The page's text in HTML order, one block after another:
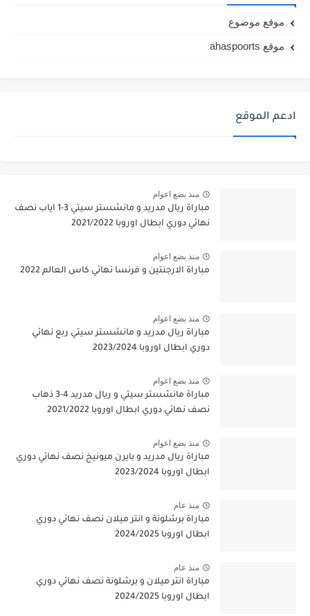
موقع موضوع
موقع ahaspoorts
ادعم الموقع
منذ بضع اعوام
مباراة ريال مدريد و مانشستر سيتي 3-1 اياب نصف
نهائي دوري ابطال اوروبا 2021/2022
منذ بضع اعوام
مباراة الارجنتين و فرنسا نهائي كاس العالم 2022
منذ بضع اعوام
مباراة ريال مدريد و مانشستر سيتي ربع نهائي
دوري ابطال اوروبا 2023/2024
منذ بضع اعوام
مباراة مانشستر سيتي و ريال مدريد 4-3 ذهاب
نصف نهائي دوري ابطال اوروبا 2021/2022
منذ بضع اعوام
مباراة ريال مدريد و بايرن ميونيخ نصف نهائي دوري
ابطال اوروبا 2023/2024
منذ عام
مباراة برشلونة و انتر ميلان نصف نهائي دوري
ابطال اوروبا 2024/2025
منذ عام
مباراة انتر ميلان و برشلونة نصف نهائي دوري
ابطال اوروبا 2024/2025